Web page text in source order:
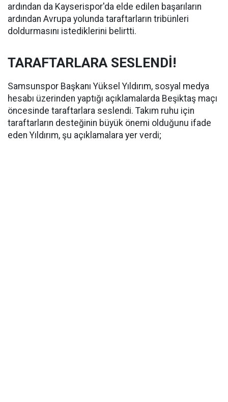
ardından da Kayserispor'da elde edilen başarıların
ardından Avrupa yolunda taraftarların tribünleri
doldurmasını istediklerini belirtti.
TARAFTARLARA SESLENDİ!
Samsunspor Başkanı Yüksel Yıldırım, sosyal medya
hesabı üzerinden yaptığı açıklamalarda Beşiktaş maçı
öncesinde taraftarlara seslendi. Takım ruhu için
taraftarların desteğinin büyük önemi olduğunu ifade
eden Yıldırım, şu açıklamalara yer verdi;